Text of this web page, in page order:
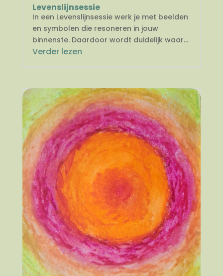
Levenslijnsessie
In een Levenslijnsessie werk je met beelden
en symbolen die resoneren in jouw
binnenste. Daardoor wordt duidelijk waar...
Verder lezen